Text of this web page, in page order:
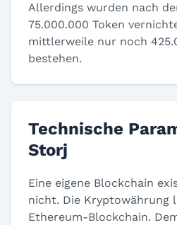
Allerdings wurden nach
75.000.000 Token
mittlerweile nur noch
bestehen.
Technische
Storj
Eine eigene Blockchain
nicht. Die Kryptowährung
Ethereum-Blockchain.